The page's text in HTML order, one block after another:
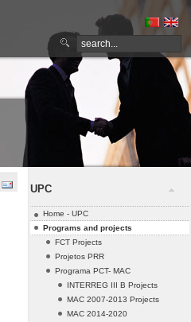
UPC
Home - UPC
Programs and projects
FCT Projects
Projetos PRR
Programa PCT- MAC
INTERREG III B Projects
MAC 2007-2013 Projects
MAC 2014-2020